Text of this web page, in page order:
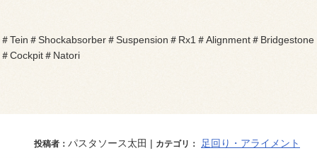
＃Tein＃Shockabsorber＃Suspension＃Rx1＃Alignment＃Bridgestone
＃Cockpit＃Natori
投稿者： パスタソース太田 | カテゴリ： 足回り・アライメント